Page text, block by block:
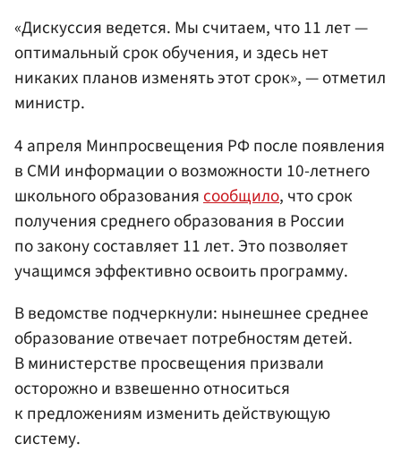
«Дискуссия ведется. Мы считаем, что 11 лет —
оптимальный срок обучения, и здесь нет
никаких планов изменять этот срок», — отметил
министр.
4 апреля Минпросвещения РФ после появления
в СМИ информации о возможности 10-летнего
школьного образования сообщило, что срок
получения среднего образования в России
по закону составляет 11 лет. Это позволяет
учащимся эффективно освоить программу.
В ведомстве подчеркнули: нынешнее среднее
образование отвечает потребностям детей.
В министерстве просвещения призвали
осторожно и взвешенно относиться
к предложениям изменить действующую
систему.